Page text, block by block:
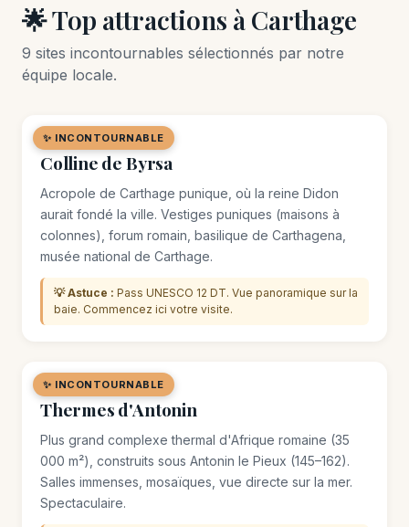
🌟 Top attractions à Carthage
9 sites incontournables sélectionnés par notre
équipe locale.
✨ INCONTOURNABLE
🏛️ MONUMENT
Colline de Byrsa
Acropole de Carthage punique, où la reine Didon
aurait fondé la ville. Vestiges puniques (maisons à
colonnes), forum romain, basilique de Carthagena,
musée national de Carthage.
💡 Astuce : Pass UNESCO 12 DT. Vue panoramique sur la
baie. Commencez ici votre visite.
✨ INCONTOURNABLE
🏛️ MONUMENT
Thermes d'Antonin
Plus grand complexe thermal d'Afrique romaine (35
000 m²), construits sous Antonin le Pieux (145–162).
Salles immenses, mosaïques, vue directe sur la mer.
Spectaculaire.